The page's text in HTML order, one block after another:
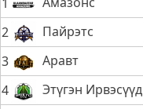
2
Пайрэтс
3
Аравт
4
Этүгэн Ирвэсүүд